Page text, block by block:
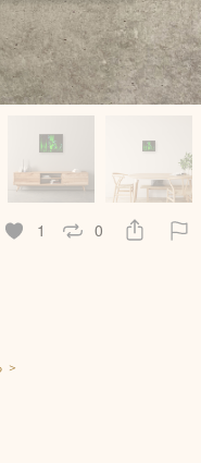
1 0
＞